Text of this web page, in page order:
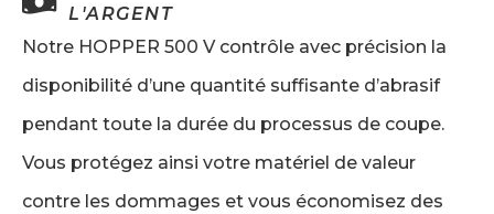
L'ARGENT
Notre HOPPER 500 V contrôle avec précision la
disponibilité d’une quantité suffisante d’abrasif
pendant toute la durée du processus de coupe.
Vous protégez ainsi votre matériel de valeur
contre les dommages et vous économisez des